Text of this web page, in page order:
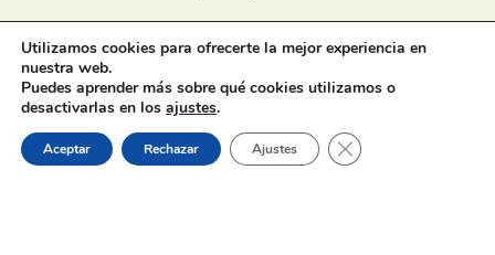
1 de agosto de 2026
Utilizamos cookies para ofrecerte la mejor experiencia en
nuestra web.
Puedes aprender más sobre qué cookies utilizamos o
desactivarlas en los ajustes.
Aceptar Rechazar Ajustes Cerrar el banner de